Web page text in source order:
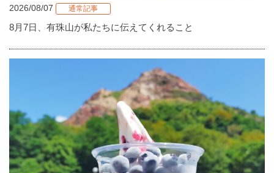
2026/08/07 通常記事
8月7日、有珠山が私たちに伝えてくれること